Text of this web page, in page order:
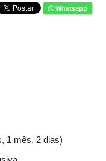
Whatsapp
1 mês, 2 dias)